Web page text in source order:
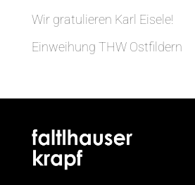
Wir gratulieren Karl Eisele!
Einweihung THW Ostfildern